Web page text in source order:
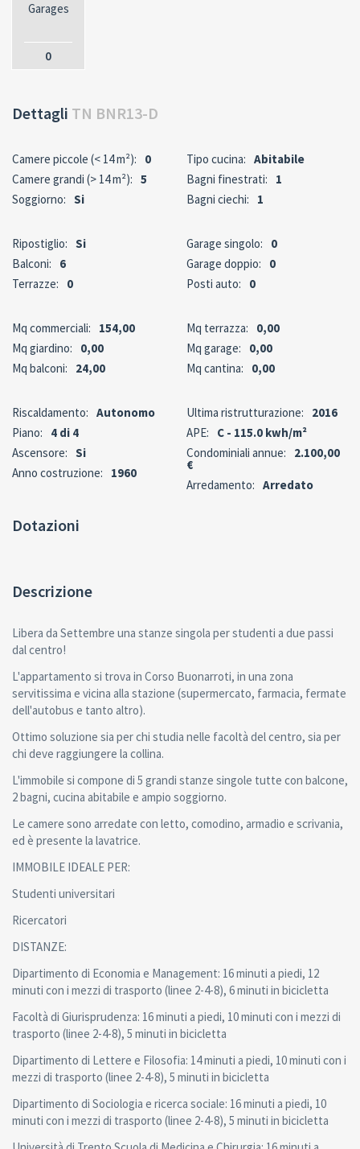
Garages
0
Dettagli TN BNR13-D
Camere piccole (< 14 m²):
0
Camere grandi (> 14 m²): 5
Soggiorno: Si
Tipo cucina: Abitabile
Bagni finestrati:
1
Bagni ciechi:
1
Ripostiglio: Si
Balconi:
6
Terrazze:
0
Garage singolo:
0
Garage doppio:
0
Posti auto:
0
Mq commerciali:
154,00
Mq giardino:
0,00
Mq balconi:
24,00
Mq terrazza:
0,00
Mq garage:
0,00
Mq cantina:
0,00
Riscaldamento: Autonomo
Piano:
4 di 4
Ascensore: Si
Anno costruzione:
1960
Ultima ristrutturazione:
2016
APE:
C - 115.0 kwh/m²
Condominiali annue:
2.100,00
€
Arredamento: Arredato
Dotazioni
Descrizione
Libera da Settembre una stanze singola per studenti a due passi
dal centro!
L'appartamento si trova in Corso Buonarroti, in una zona
servitissima e vicina alla stazione (supermercato, farmacia, fermate
dell'autobus e tanto altro).
Ottimo soluzione sia per chi studia nelle facoltà del centro, sia per
chi deve raggiungere la collina.
L'immobile si compone di 5 grandi stanze singole tutte con balcone,
2 bagni, cucina abitabile e ampio soggiorno.
Le camere sono arredate con letto, comodino, armadio e scrivania,
ed è presente la lavatrice.
IMMOBILE IDEALE PER:
Studenti universitari
Ricercatori
DISTANZE:
Dipartimento di Economia e Management: 16 minuti a piedi, 12
minuti con i mezzi di trasporto (linee 2-4-8), 6 minuti in bicicletta
Facoltà di Giurisprudenza: 16 minuti a piedi, 10 minuti con i mezzi di
trasporto (linee 2-4-8), 5 minuti in bicicletta
Dipartimento di Lettere e Filosofia: 14 minuti a piedi, 10 minuti con i
mezzi di trasporto (linee 2-4-8), 5 minuti in bicicletta
Dipartimento di Sociologia e ricerca sociale: 16 minuti a piedi, 10
minuti con i mezzi di trasporto (linee 2-4-8), 5 minuti in bicicletta